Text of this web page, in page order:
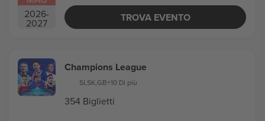
2026-
2027
TROVA EVENTO
Champions League
SI,SK,GB+10 Di più
354 Biglietti